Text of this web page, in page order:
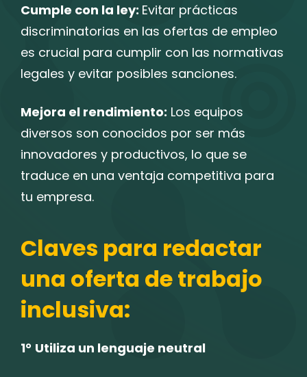
Cumple con la ley: Evitar prácticas
discriminatorias en las ofertas de empleo
es crucial para cumplir con las normativas
legales y evitar posibles sanciones.
Mejora el rendimiento: Los equipos
diversos son conocidos por ser más
innovadores y productivos, lo que se
traduce en una ventaja competitiva para
tu empresa.
Claves para redactar
una oferta de trabajo
inclusiva:
1° Utiliza un lenguaje neutral